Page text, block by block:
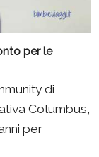
per le
di
Columbus,
per